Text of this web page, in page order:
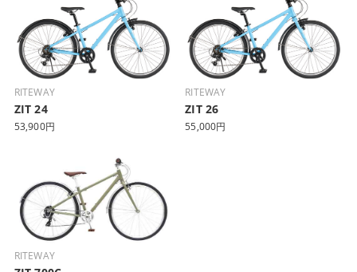
RITEWAY
ZIT 24
53,900円
RITEWAY
ZIT 26
55,000円
RITEWAY